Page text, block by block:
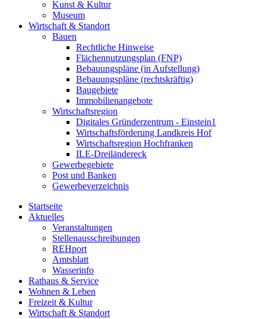
Kunst & Kultur
Museum
Wirtschaft & Standort
Bauen
Rechtliche Hinweise
Flächennutzungsplan (FNP)
Bebauungspläne (in Aufstellung)
Bebauungspläne (rechtskräftig)
Baugebiete
Immobilienangebote
Wirtschaftsregion
Digitales Gründerzentrum - Einstein1
Wirtschaftsförderung Landkreis Hof
Wirtschaftsregion Hochfranken
ILE-Dreiländereck
Gewerbegebiete
Post und Banken
Gewerbeverzeichnis
Startseite
Aktuelles
Veranstaltungen
Stellenausschreibungen
REHport
Amtsblatt
Wasserinfo
Rathaus & Service
Wohnen & Leben
Freizeit & Kultur
Wirtschaft & Standort